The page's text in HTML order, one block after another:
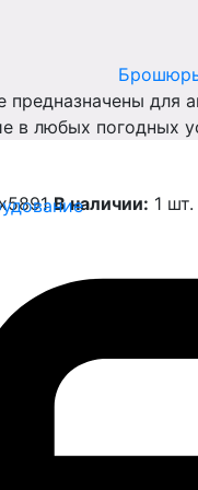
для
в любых погодных
В наличии: 1 шт.